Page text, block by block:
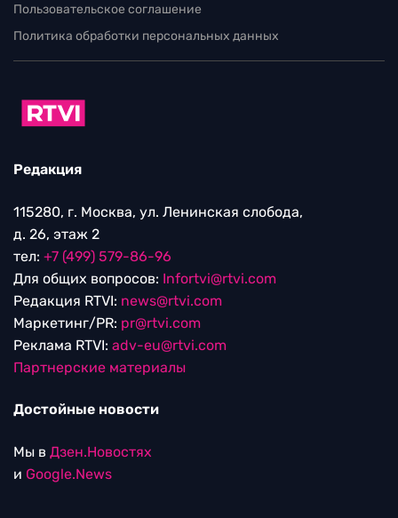
Пользовательское соглашение
Политика обработки персональных данных
Редакция
115280, г. Москва, ул. Ленинская слобода,
д. 26, этаж 2
тел: +7 (499) 579-86-96
Для общих вопросов: Infortvi@rtvi.com
Редакция RTVI: news@rtvi.com
Маркетинг/PR: pr@rtvi.com
Реклама RTVI: adv-eu@rtvi.com
Партнерские материалы
Достойные новости
Мы в Дзен.Новостях
и Google.News